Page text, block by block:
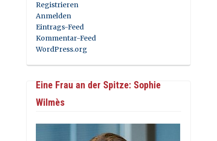
Registrieren
Anmelden
Eintrags-Feed
Kommentar-Feed
WordPress.org
Eine Frau an der Spitze: Sophie
Wilmès